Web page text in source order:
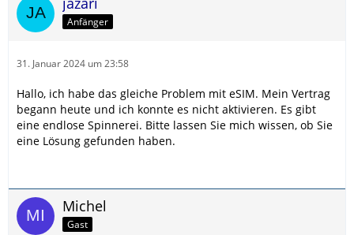
Anfänger
31. Januar 2024 um 23:58
Hallo, ich habe das gleiche Problem mit eSIM. Mein Vertrag
begann heute und ich konnte es nicht aktivieren. Es gibt
eine endlose Spinnerei. Bitte lassen Sie mich wissen, ob Sie
eine Lösung gefunden haben.
Michel
Gast